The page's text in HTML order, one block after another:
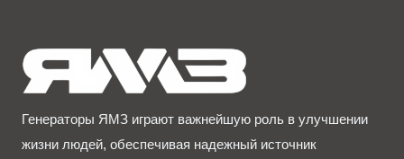
Генераторы ЯМЗ играют важнейшую роль в улучшении
жизни людей, обеспечивая надежный источник